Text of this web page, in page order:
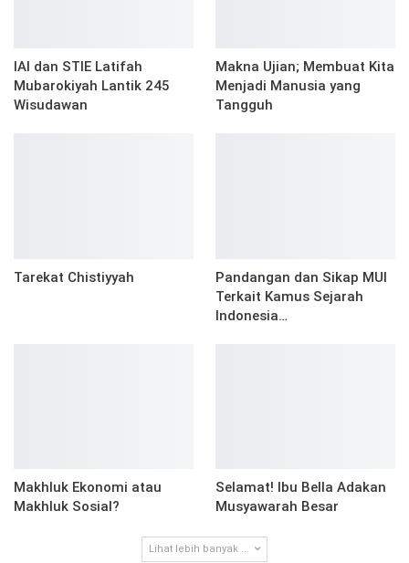
IAI dan STIE Latifah
Mubarokiyah Lantik 245
Wisudawan
Makna Ujian; Membuat Kita
Menjadi Manusia yang
Tangguh
Tarekat Chistiyyah
Pandangan dan Sikap MUI
Terkait Kamus Sejarah
Indonesia…
Makhluk Ekonomi atau
Makhluk Sosial?
Selamat! Ibu Bella Adakan
Musyawarah Besar
Lihat lebih banyak ...